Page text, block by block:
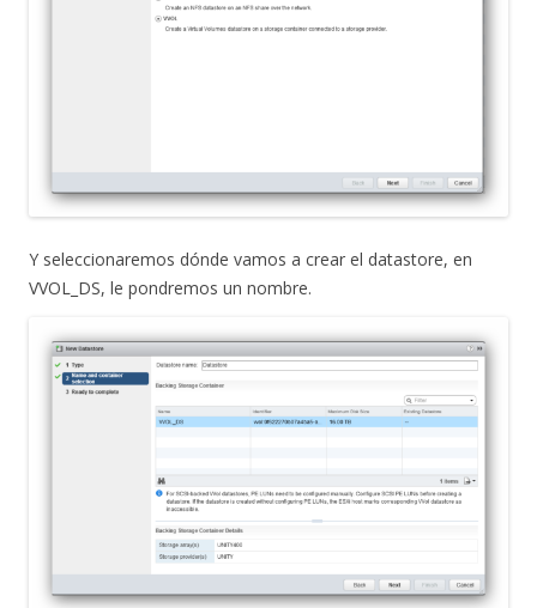
Y seleccionaremos dónde vamos a crear el datastore, en
VVOL_DS, le pondremos un nombre.